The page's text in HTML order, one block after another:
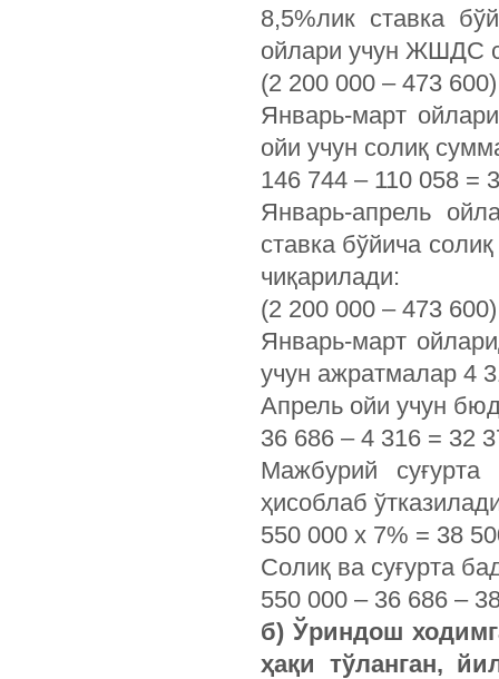
8,5%лик ставка
ойлари учун ЖШДС
(2 200 000 – 473
Январь-март
ойи учун солиқ
146 744 – 110 058 =
Январь-апрель
ставка бўйича
чиқарилади:
(2 200 000 – 473
Январь-март
учун ажратмалар 4
Апрель ойи учун
36 686 – 4 316 = 32
Мажбурий
ҳисоблаб
550 000 х 7% = 38
Солиқ ва суғурта
550 000 – 36 686 –
б) Ўриндош
ҳақи тўланган,